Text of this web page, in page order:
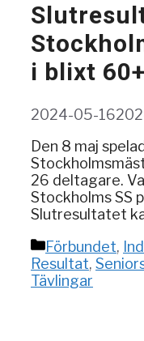
i blixt
2024-05-16
Den 8 maj
26 deltagare.
Stockholms SS
Slutresultatet
Kategorier
Förbundet,
Resultat,
Tävlingar